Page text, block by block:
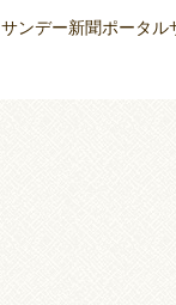
サンデー新聞ポータ